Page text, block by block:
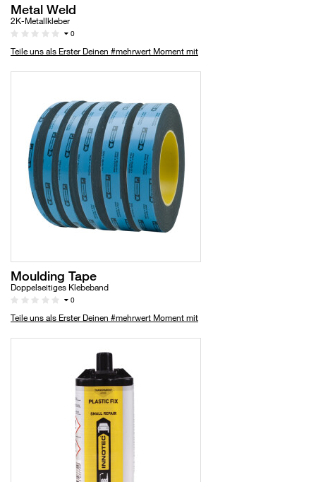
Metal Weld
2K-Metallkleber
0
Teile uns als Erster Deinen #mehrwert Moment mit
Moulding Tape
Doppelseitiges Klebeband
0
Teile uns als Erster Deinen #mehrwert Moment mit